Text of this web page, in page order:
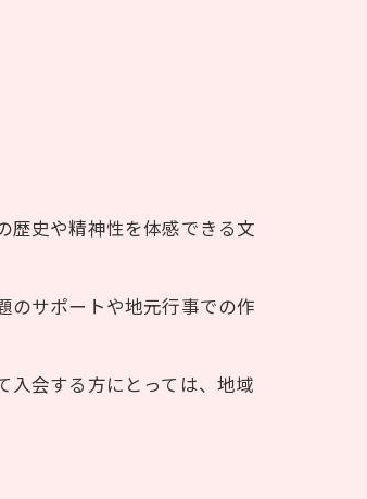
歴史や精神性を体感できる文
のサポートや地元行事での作
入会する方にとっては、地域